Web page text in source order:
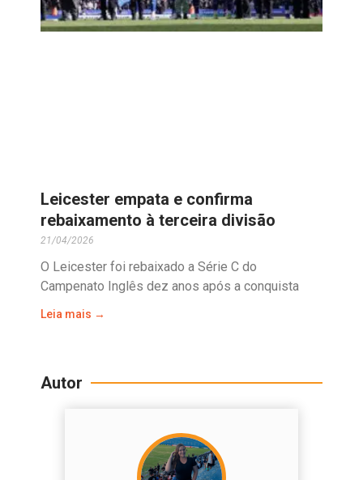
Leicester empata e confirma
rebaixamento à terceira divisão
21/04/2026
O Leicester foi rebaixado a Série C do
Campenato Inglês dez anos após a conquista
Leia mais →
Autor